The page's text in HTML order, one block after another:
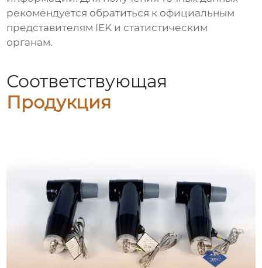
рекомендуется обратиться к официальным
представителям IEK и статистическим
органам.
Соответствующая
Продукция